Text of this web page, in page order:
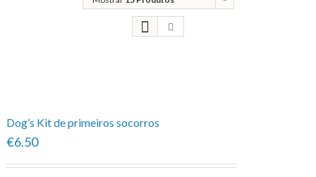
Dog’s Kit de primeiros socorros
€6.50